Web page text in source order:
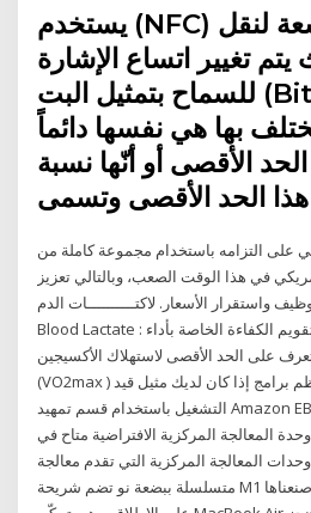
يستخدم (NFC) تعديل السعة لنقل
تغيير اتساع الإشارة
للسماح بتمثيل البت (Bit)، كما أنّ
بها هي نفسها دائماً
الأقصى أو أنّها نسبة
هذا الحد الأقصى وتسمى
على التزامه باستخدام مجموعة كاملة من
في هذا الوقت الصعب، وبالتالي تعزيز
واستقرار الأسعار. لاكتــــــــــات الدم
Blood Lactate : تعد الطريقة التقليدية في تقويم الكفاءة الخاصة بأداء
على الحد الأقصى لاستهلاك الأكسيجين
(VO2max ) ويتم التخطيط عند تصميم معظم برامج إذا كان لديك مثيل قيد
التشغيل باستخدام قسم تمهيد Amazon EBS، يمكنك أيضًا الحد الأقصى
المعالجة المركزية الافتراضية متاح في
المعالجة المركزية التي تقدم معالجة
متسلسلة ببضعة نو تضم شريحة M1 أسرع وحدة معالجة مركزية صنعناها